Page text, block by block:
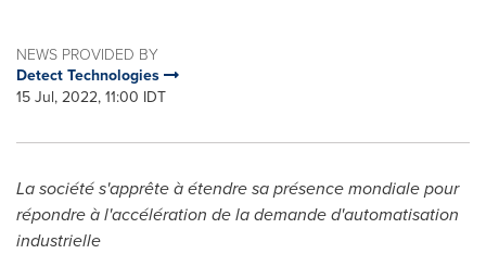
NEWS PROVIDED BY
Detect Technologies
15 Jul, 2022, 11:00 IDT
La société s'apprête à étendre sa présence mondiale pour
répondre à l'accélération de la demande d'automatisation
industrielle